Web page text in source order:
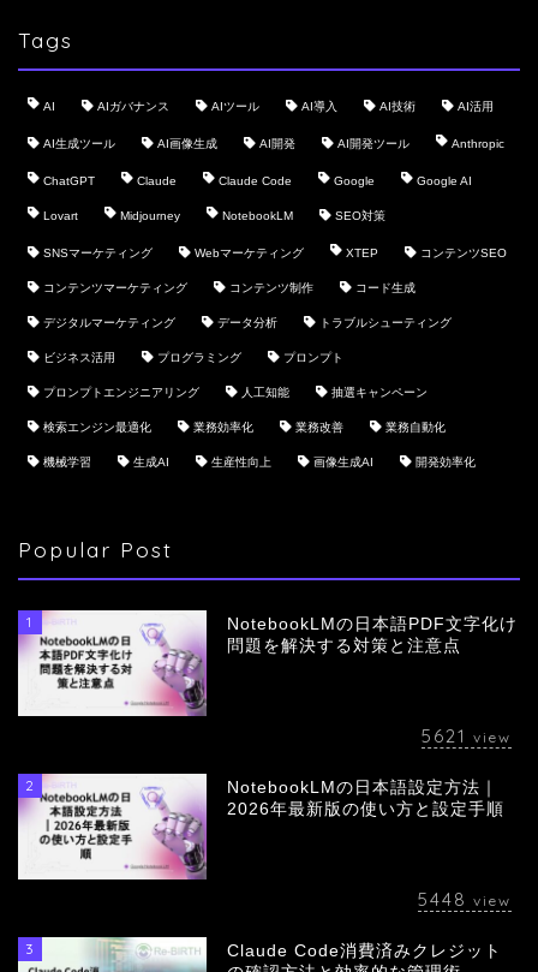
Tags
AI AIガバナンス AIツール AI導入 AI技術 AI活用
AI生成ツール AI画像生成 AI開発 AI開発ツール Anthropic
ChatGPT Claude Claude Code Google Google AI
Lovart Midjourney NotebookLM SEO対策
SNSマーケティング Webマーケティング XTEP コンテンツSEO
コンテンツマーケティング コンテンツ制作 コード生成
デジタルマーケティング データ分析 トラブルシューティング
ビジネス活用 プログラミング プロンプト
プロンプトエンジニアリング 人工知能 抽選キャンペーン
検索エンジン最適化 業務効率化 業務改善 業務自動化
機械学習 生成AI 生産性向上 画像生成AI 開発効率化
Popular Post
1
NotebookLMの日本語PDF文字化け
問題を解決する対策と注意点
5621 view
2
NotebookLMの日本語設定方法｜
2026年最新版の使い方と設定手順
5448 view
3
Claude Code消費済みクレジット
会社概要
採用情報